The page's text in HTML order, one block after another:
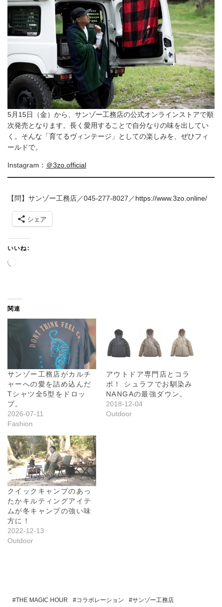
5月15日（金）から、サンゾー工務店の公式オンラインストアで順
次発売となります。長く愛用することで自分なりの味を出してい
く。そんな「育てるヴィンテージ」としての楽しみを、ぜひフィ
ールドで。
Instagram： ＠3zo.official
【問】サンゾー工務店／045-277-8027／https://www.3zo.online/
シェア
いいね:
中
…
関連
サンゾー工務店がカルチ
ャーへの愛を詰め込んだ
Tシャツ全5型をドロッ
プ。
2026-07-11
Fashion
アウトドア専門店とコラ
ボ！ シュラフでお馴染み
NANGAの最強ダウン。
2018-12-04
Outdoor
クイックキャンプのあっ
たかキルティングアイテ
ムが冬キャンプの強い味
方に！
2022-12-13
Outdoor
THE MAGIC HOUR コラボレーション サンゾー工務店